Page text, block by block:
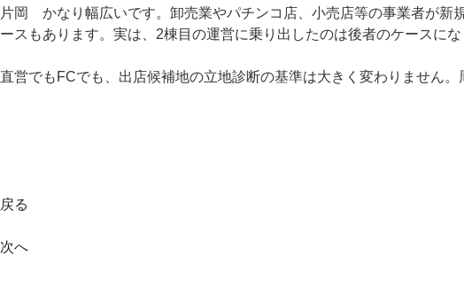
片岡 かなり幅広いです。卸売業やパチンコ店、小売店等の事業者が新
ースもあります。実は、2棟目の運営に乗り出したのは後者のケースにな
直営でもFCでも、出店候補地の立地診断の基準は大きく変わりません
戻る
次へ